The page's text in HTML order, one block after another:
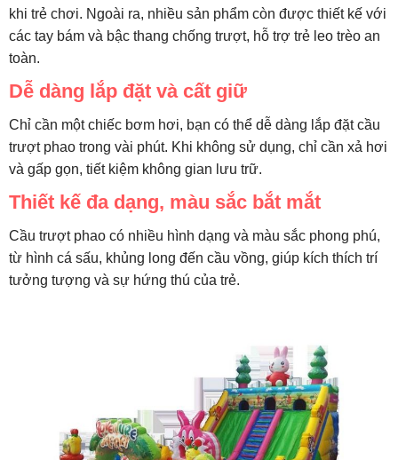
khi trẻ chơi. Ngoài ra, nhiều sản phẩm còn được thiết kế với
các tay bám và bậc thang chống trượt, hỗ trợ trẻ leo trèo an
toàn.
Dễ dàng lắp đặt và cất giữ
Chỉ cần một chiếc bơm hơi, bạn có thể dễ dàng lắp đặt cầu
trượt phao trong vài phút. Khi không sử dụng, chỉ cần xả hơi
và gấp gọn, tiết kiệm không gian lưu trữ.
Thiết kế đa dạng, màu sắc bắt mắt
Cầu trượt phao có nhiều hình dạng và màu sắc phong phú,
từ hình cá sấu, khủng long đến cầu vồng, giúp kích thích trí
tưởng tượng và sự hứng thú của trẻ.